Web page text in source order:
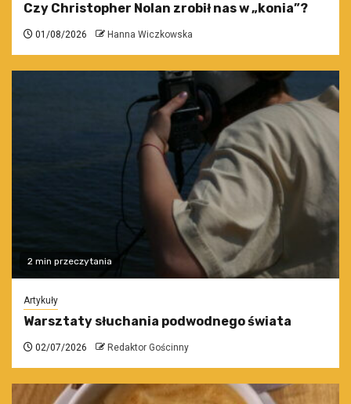
Czy Christopher Nolan zrobił nas w „konia”?
01/08/2026 Hanna Wiczkowska
2 min przeczytania
Artykuły
Warsztaty słuchania podwodnego świata
02/07/2026 Redaktor Gościnny